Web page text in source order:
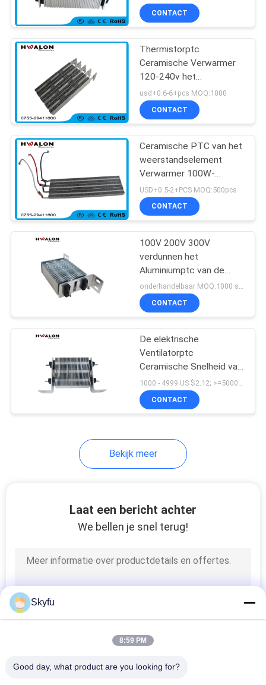
ptc het verwarmen
element
NTC Inrush Stroom
Limiter Thermistor
NTC-de Sensor van
de
Thermistortemperatuur
PTC Thermistor
PPTC-thermistor
Eiincubator
CONTACT
Thermistorptc
Ceramische Verwarmer
120-240v het
Verwarmen Elementen
met Aluminium Shell
usd+0.6-6+pcs MOQ:1000
CONTACT
Ceramische PTC van het
weerstandselement
Verwarmer 100W-
2000W voor Elektrische
Auto/Heet Lijmkanon
USD+0.5-2+PCS MOQ:500pcs
CONTACT
100V 200V 300V
verdunnen het
Aluminiumptc van de
Filmverwarmer het
Verwarmen Elementen
voor Schoendroger
onderhandelbaar MOQ:1000 stukjes
CONTACT
De elektrische
Ventilatorptc
Ceramische Snelheid van
de Verwarmer2000w
4m/s Wind voor Biologie
het Verwarmen
1000 - 4999 US $2.12; >=5000 US $1.98; By negotiation MOQ:1000pcs
CONTACT
Bekijk meer
Laat een bericht achter
We bellen je snel terug!
Skyfu
8:59 PM
Good day, what product are you looking for?